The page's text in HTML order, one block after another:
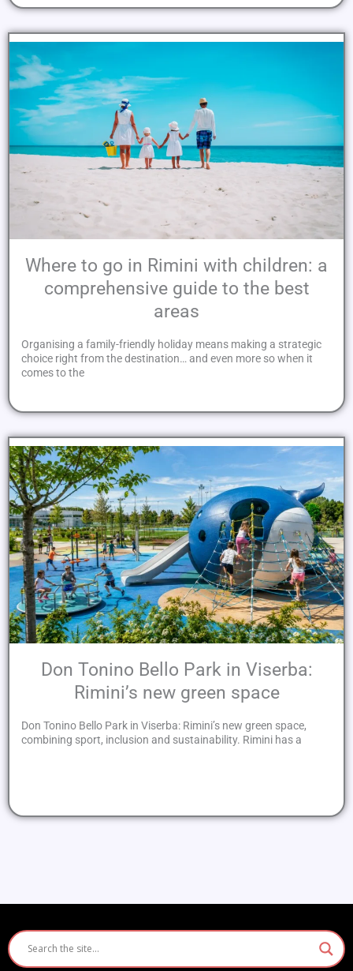
Where to go in Rimini with children: a
comprehensive guide to the best
areas
Organising a family-friendly holiday means making a strategic
choice right from the destination… and even more so when it
comes to the
Don Tonino Bello Park in Viserba:
Rimini’s new green space
Don Tonino Bello Park in Viserba: Rimini’s new green space,
combining sport, inclusion and sustainability. Rimini has a